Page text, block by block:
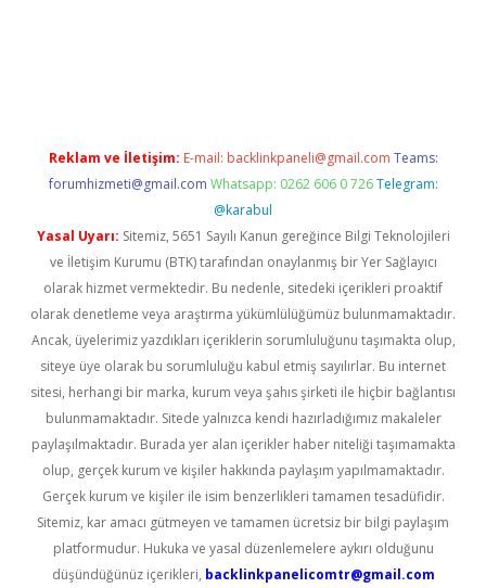
Reklam ve İletişim: E-mail: backlinkpaneli@gmail.com Teams:
forumhizmeti@gmail.com Whatsapp: 0262 606 0 726 Telegram:
@karabul
Yasal Uyarı: Sitemiz, 5651 Sayılı Kanun gereğince Bilgi Teknolojileri
ve İletişim Kurumu (BTK) tarafından onaylanmış bir Yer Sağlayıcı
olarak hizmet vermektedir. Bu nedenle, sitedeki içerikleri proaktif
olarak denetleme veya araştırma yükümlülüğümüz bulunmamaktadır.
Ancak, üyelerimiz yazdıkları içeriklerin sorumluluğunu taşımakta olup,
siteye üye olarak bu sorumluluğu kabul etmiş sayılırlar. Bu internet
sitesi, herhangi bir marka, kurum veya şahıs şirketi ile hiçbir bağlantısı
bulunmamaktadır. Sitede yalnızca kendi hazırladığımız makaleler
paylaşılmaktadır. Burada yer alan içerikler haber niteliği taşımamakta
olup, gerçek kurum ve kişiler hakkında paylaşım yapılmamaktadır.
Gerçek kurum ve kişiler ile isim benzerlikleri tamamen tesadüfidir.
Sitemiz, kar amacı gütmeyen ve tamamen ücretsiz bir bilgi paylaşım
platformudur. Hukuka ve yasal düzenlemelere aykırı olduğunu
düşündüğünüz içerikleri, backlinkpanelicomtr@gmail.com